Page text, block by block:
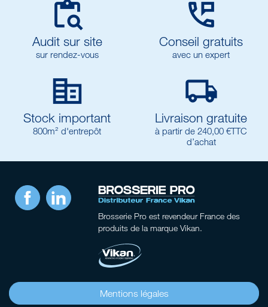

Audit sur site
sur rendez-vous

Conseil gratuits
avec un expert

Stock important
800m² d'entrepôt

Livraison gratuite
à partir de 240,00 €TTC
d’achat
Facebook LinkedIn
Brosserie Pro est revendeur France des
produits de la marque Vikan.
Mentions légales